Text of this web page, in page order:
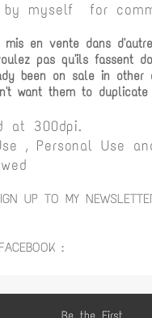
by myself for
en vente dans
pas qu'ils fassent
been on sale in other
want them to duplicate
at 300dpi.
, Personal Use
UP TO MY
: